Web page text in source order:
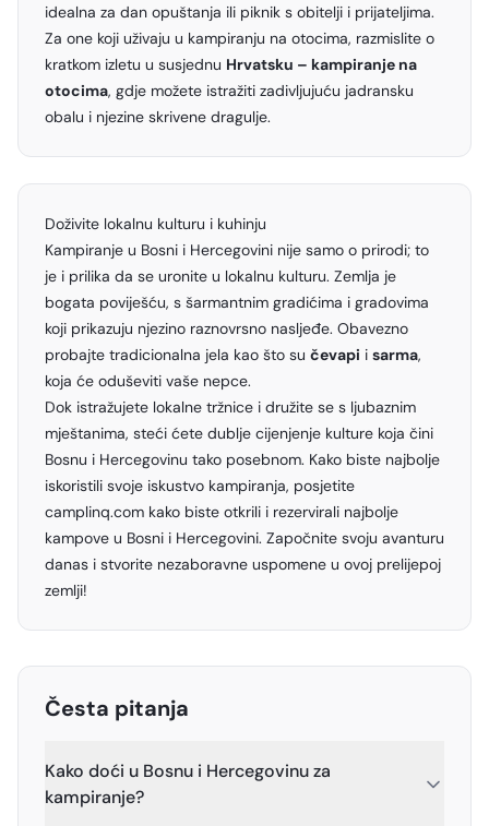
idealna za dan opuštanja ili piknik s obitelji i prijateljima.
Za one koji uživaju u kampiranju na otocima, razmislite o
kratkom izletu u susjednu Hrvatsku – kampiranje na
otocima, gdje možete istražiti zadivljujuću jadransku
obalu i njezine skrivene dragulje.
Doživite lokalnu kulturu i kuhinju
Kampiranje u Bosni i Hercegovini nije samo o prirodi; to
je i prilika da se uronite u lokalnu kulturu. Zemlja je
bogata poviješću, s šarmantnim gradićima i gradovima
koji prikazuju njezino raznovrsno nasljeđe. Obavezno
probajte tradicionalna jela kao što su čevapi i sarma,
koja će oduševiti vaše nepce.
Dok istražujete lokalne tržnice i družite se s ljubaznim
mještanima, steći ćete dublje cijenjenje kulture koja čini
Bosnu i Hercegovinu tako posebnom. Kako biste najbolje
iskoristili svoje iskustvo kampiranja, posjetite
camplinq.com kako biste otkrili i rezervirali najbolje
kampove u Bosni i Hercegovini. Započnite svoju avanturu
danas i stvorite nezaboravne uspomene u ovoj prelijepoj
zemlji!
Česta pitanja
Kako doći u Bosnu i Hercegovinu za
kampiranje?